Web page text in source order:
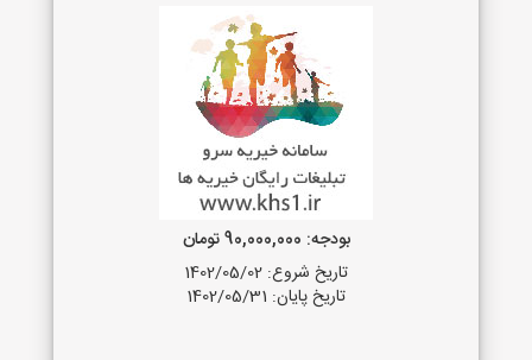
بودجه: 90,000,000 تومان
تاریخ شروع: 1402/05/02
تاریخ پایان: 1402/05/31